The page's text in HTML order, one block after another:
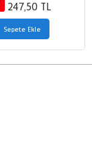
247,50 TL
Sepete Ekle